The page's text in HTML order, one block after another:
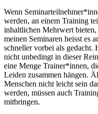
Wenn
werden, an einem Training
inhaltlichen Mehrwert bieten,
meinen Seminaren heisst es
schneller vorbei als
nicht unbedingt in dieser
eine Menge Trainer*innen,
Leiden zusammen hängen.
Menschen nicht leicht sein
werden, müssen auch
mitbringen.